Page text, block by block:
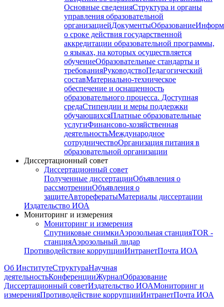
Основные сведенияСтруктура и органы
управления образовательной
организациейДокументыОбразование
о сроке действия государственной
аккредитации образовательной программы,
о языках, на которых осуществляется
обучениеОбразовательные стандарты и
требованияРуководствоПедагогический
составМатериально-техническое
обеспечение и оснащенность
образовательного процесса. Доступная
средаСтипендии и меры поддержки
обучающихсяПлатные образовательные
услугиФинансово-хозяйственная
деятельностьМеждународное
сотрудничествоОрганизация питания в
образовательной организации
Диссертационный совет
Диссертационный совет
Полученные диссертацииОбъявления о
рассмотренииОбъявления о
защитеАвторефератыМатериалы диссертации
Издательство ИОА
Мониторинг и измерения
Мониторинг и измерения
Спутниковые снимкиАэрозольная станцияTOR -
станцияАэрозольный лидар
Противодействие коррупцииИнтранетПочта ИОА
Об ИнститутеСтруктураНаучная
деятельностьКонференцииЖурналОбразование
Диссертационный советИздательство ИОАМониторинг и
измеренияПротиводействие коррупцииИнтранетПочта ИОА